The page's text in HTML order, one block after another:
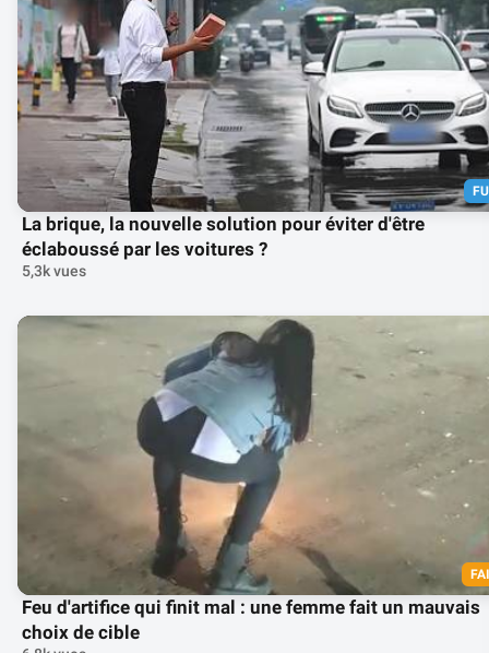
La brique, la nouvelle solution pour éviter d'être
éclaboussé par les voitures ?
5,3k vues
Feu d'artifice qui finit mal : une femme fait un mauvais
choix de cible